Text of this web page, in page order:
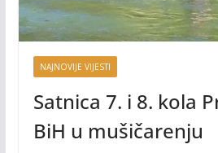
NAJNOVIJE VIJESTI
Satnica 7. i 8. kola
BiH u mušičarenju